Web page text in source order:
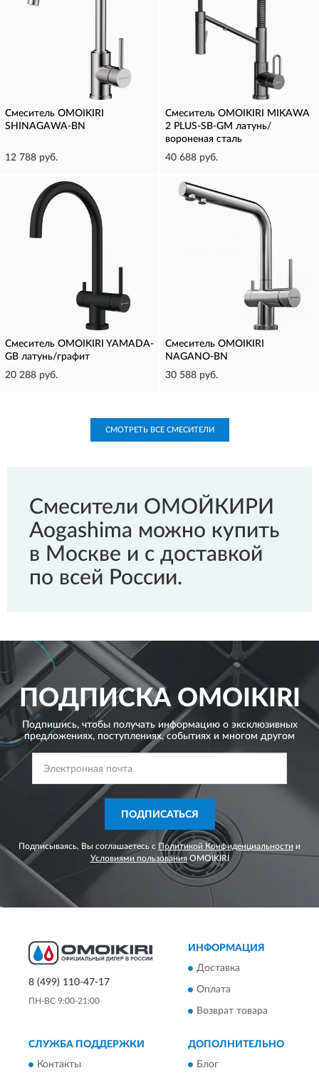
Смеситель OMOIKIRI
SHINAGAWA-BN
12 788 руб.
Смеситель OMOIKIRI MIKAWA
2 PLUS-SB-GM латунь/
вороненая сталь
40 688 руб.
Смеситель OMOIKIRI YAMADA-
GB латунь/графит
20 288 руб.
Смеситель OMOIKIRI
NAGANO-BN
30 588 руб.
СМОТРЕТЬ ВСЕ СМЕСИТЕЛИ
Смесители ОМОЙКИРИ
Aogashima можно купить
в Москве и с доставкой
по всей России.
ПОДПИСКАOMOIKIRI
Подпишись, чтобы получать информацию о эксклюзивных
предложениях, поступлениях, событиях и многом другом
ПОДПИСАТЬСЯ
Подписываясь, Вы соглашаетесь с Политикой Конфиденциальности и
Условиями пользованияOMOIKIRI
8 (499) 110-47-17
ПН-ВС 9:00-21:00
ИНФОРМАЦИЯ
Доставка
Оплата
Возврат товара
СЛУЖБА ПОДДЕРЖКИ
Контакты
ДОПОЛНИТЕЛЬНО
Блог